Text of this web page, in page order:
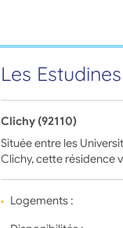
Les
Clichy (92110)
Située entre les
Clichy, cette résidence
Logements :